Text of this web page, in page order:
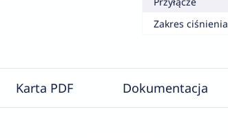
Zakres ciśnienia
Karta PDF Dokumentacja